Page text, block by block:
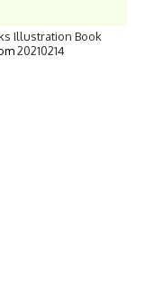
Illustration Book
20210214